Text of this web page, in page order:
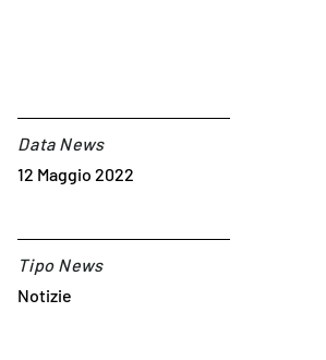
Data News
12 Maggio 2022
Tipo News
Notizie